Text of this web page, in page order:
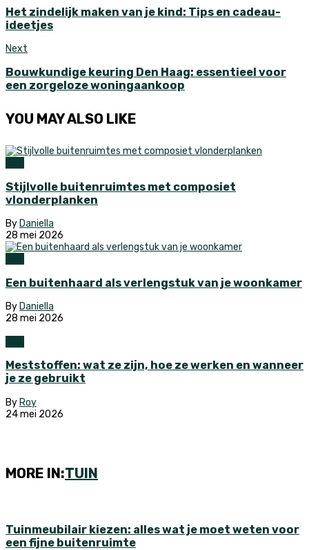
Het zindelijk maken van je kind: Tips en cadeau-
ideetjes
Next
Bouwkundige keuring Den Haag: essentieel voor
een zorgeloze woningaankoop
YOU MAY ALSO LIKE
Stijlvolle buitenruimtes met composiet
vlonderplanken
By Daniella
28 mei 2026
Een buitenhaard als verlengstuk van je woonkamer
By Daniella
28 mei 2026
Meststoffen: wat ze zijn, hoe ze werken en wanneer
je ze gebruikt
By Roy
24 mei 2026
MORE IN:TUIN
Tuinmeubilair kiezen: alles wat je moet weten voor
een fijne buitenruimte